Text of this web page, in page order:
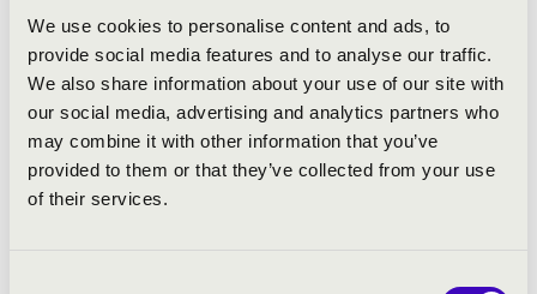
We use cookies to personalise content and ads, to
provide social media features and to analyse our traffic.
We also share information about your use of our site with
our social media, advertising and analytics partners who
may combine it with other information that you’ve
provided to them or that they’ve collected from your use
of their services.
Grünvald László - Talamba: Brazil ritmustanulmány
Vivaldi: A négy évszak - Nyár, 3. tétel
Szitha Miklós - Talamba: Ibéria
Vivaldi: A négy évszak - Ősz, 2. tétel
Szitha Miklós - Talamba: Magyar képek
Vivaldi: A négy évszak - Tél, 1. tétel
Szitha Miklós -Talamba: 2 gitár